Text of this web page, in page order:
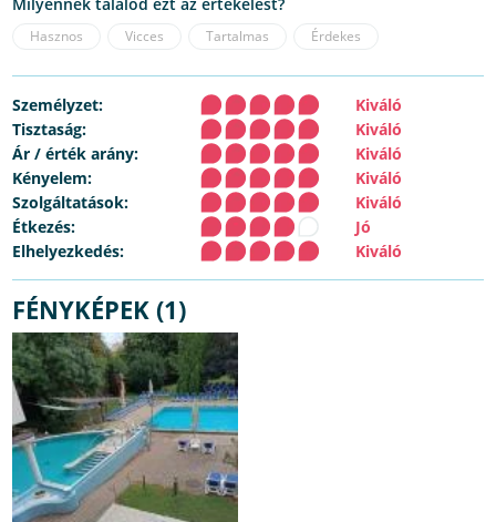
Hasznos Vicces Tartalmas Érdekes
Személyzet:
Kiváló
Tisztaság:
Kiváló
Ár / érték arány:
Kiváló
Kényelem:
Kiváló
Szolgáltatások:
Kiváló
Étkezés:
Jó
Elhelyezkedés:
Kiváló
FÉNYKÉPEK (1)